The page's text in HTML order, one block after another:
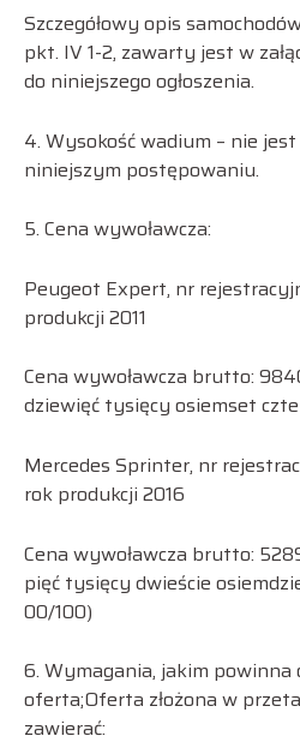
Szczegółowy opis
pkt. IV 1-2, zawarty jest w
do niniejszego ogłoszenia.
4. Wysokość wadium – nie
niniejszym postępowaniu.
5. Cena wywoławcza:
Peugeot Expert, nr
produkcji 2011
Cena wywoławcza brutto:
dziewięć tysięcy osiemset
Mercedes Sprinter, nr
rok produkcji 2016
Cena wywoławcza brutto:
pięć tysięcy dwieście
00/100)
6. Wymagania, jakim powinna
oferta;Oferta złożona w
zawierać: